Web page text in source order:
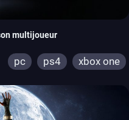
multijoueur
pc ps4 xbox one